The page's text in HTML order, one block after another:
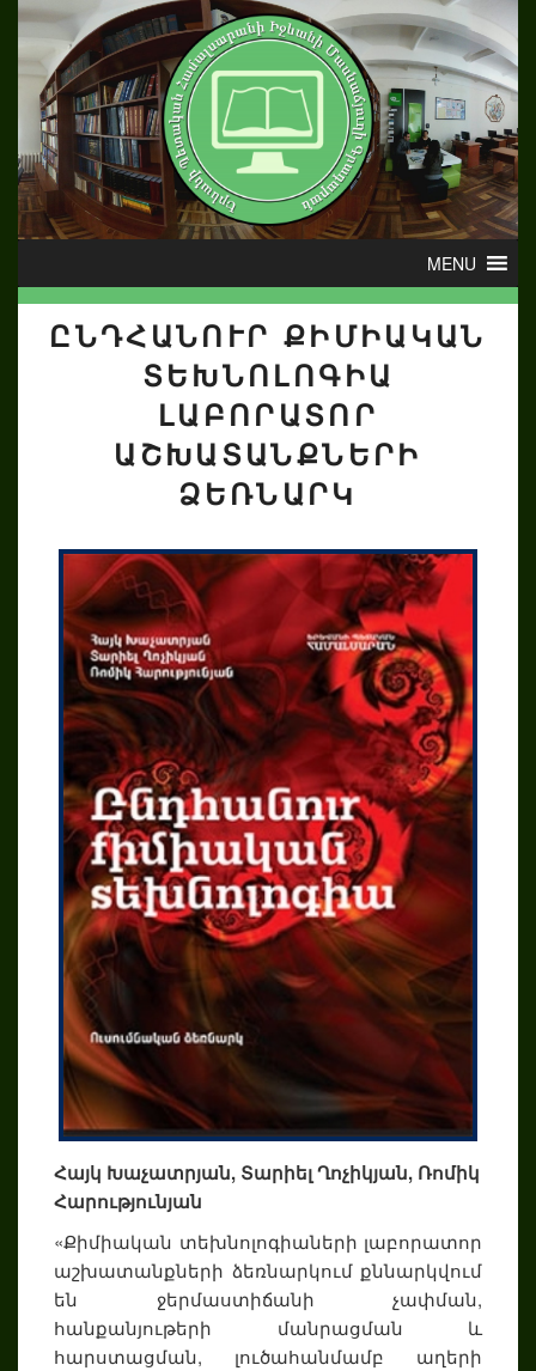
ԸՆԴՀԱՆՈՒՐ ՔԻՄԻԱԿԱՆ
ՏԵԽՆՈԼՈԳԻԱ
ԼԱԲՈՐԱՏՈՐ
ԱՇԽԱՏԱՆՔՆԵՐԻ
ՁԵՌՆԱՐԿ
Հայկ Խաչատրյան, Տարիել Ղոչիկյան, Ռոմիկ
Հարությունյան
«Քիմիական տեխնոլոգիաների լաբորատոր
աշխատանքների ձեռնարկում քննարկվում
են ջերմաստիճանի չափման,
հանքանյութերի մանրացման և
հարստացման, լուծահանմամբ աղերի